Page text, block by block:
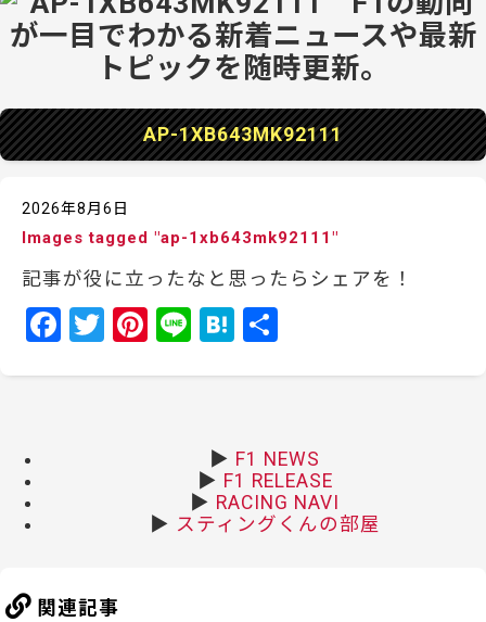
AP-1XB643MK92111
2026年8月6日
Images tagged "ap-1xb643mk92111"
記事が役に立ったなと思ったらシェアを！
F
T
Pi Li H
a
▶ F1 NEWS
▶ F1 RELEASE
▶ RACING NAVI
▶ スティングくんの部屋
関連記事